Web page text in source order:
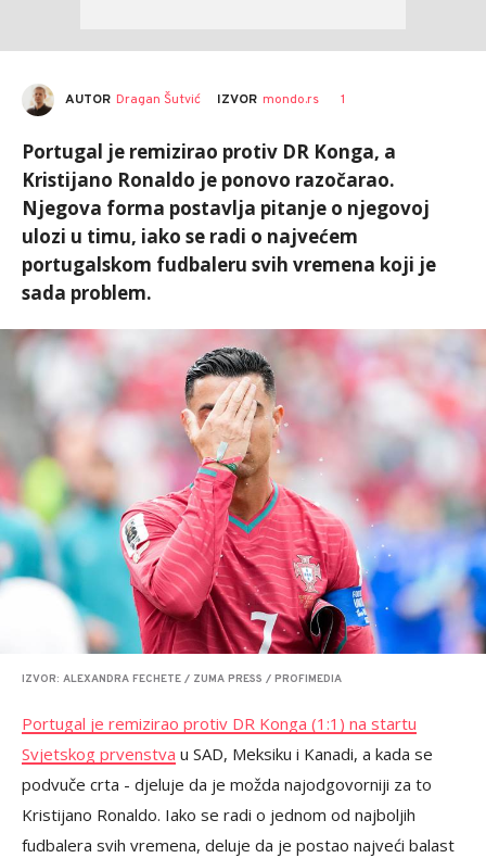
AUTOR Dragan Šutvić IZVOR mondo.rs 1
Portugal je remizirao protiv DR Konga, a
Kristijano Ronaldo je ponovo razočarao.
Njegova forma postavlja pitanje o njegovoj
ulozi u timu, iako se radi o najvećem
portugalskom fudbaleru svih vremena koji je
sada problem.
IZVOR: ALEXANDRA FECHETE / ZUMA PRESS / PROFIMEDIA
Portugal je remizirao protiv DR Konga (1:1) na startu
Svjetskog prvenstva u SAD, Meksiku i Kanadi, a kada se
podvuče crta - djeluje da je možda najodgovorniji za to
Kristijano Ronaldo. Iako se radi o jednom od najboljih
fudbalera svih vremena, deluje da je postao najveći balast